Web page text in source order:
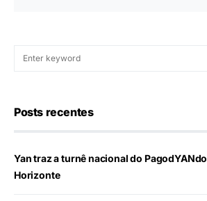
Posts recentes
Yan traz a turnê nacional do
Horizonte